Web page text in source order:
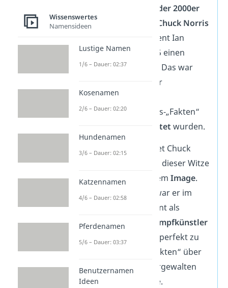
Anfang der 2000er
unter dem Namen „
Chuck Norris
“. Der US‑Student Ian
Spector betrieb 2005 einen
„Fakten‑Generator“. Das war
eine Website, auf der
automatisch solche
übertriebenen Norris‑„Fakten“
erzeugt und verbreitet wurden.
Warum ausgerechnet Chuck
Norris zum Zentrum dieser Witze
wurde, liegt an seinemImage.
Durch seine Rollen war er im
Fernsehen permanent als
unverwundbarer Kampfkünstler
präsent. Das passte perfekt zu
diesen absurden „Fakten“ über
Unendlichkeit, Naturgewalten
und Physik‑Verstöße.
Wissenswertes
Namensideen
Lustige Namen
1/6 – Dauer: 02:37
Kosenamen
2/6 – Dauer: 02:20
Hundenamen
3/6 – Dauer: 02:15
Katzennamen
4/6 – Dauer: 02:58
Pferdenamen
5/6 – Dauer: 03:37
Benutzernamen
Ideen